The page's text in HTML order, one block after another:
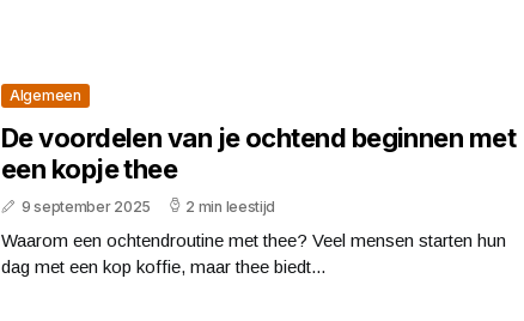
Algemeen
De voordelen van je ochtend beginnen met
een kopje thee
9 september 2025 2 min leestijd
Waarom een ochtendroutine met thee? Veel mensen starten hun
dag met een kop koffie, maar thee biedt...